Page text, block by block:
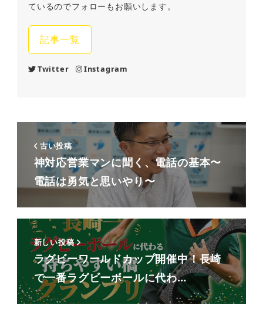
ているのでフォローもお願いします。
記事一覧
Twitter Instagram
古い投稿
神対応営業マンに聞く、電話の基本〜
電話は勇気と思いやり〜
新しい投稿
ラグビーワールドカップ開催中！長崎
で一番ラグビーボールに代わ…